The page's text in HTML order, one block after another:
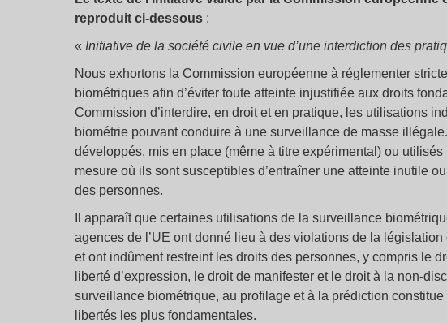
reproduit ci-dessous :
« Initiative de la société civile en vue d’une interdiction des
Nous exhortons la Commission européenne à réglementer
biométriques afin d’éviter toute atteinte injustifiée aux droits
Commission d’interdire, en droit et en pratique, les utilisations
biométrie pouvant conduire à une surveillance de masse
développés, mis en place (même à titre expérimental) ou
mesure où ils sont susceptibles d’entraîner une atteinte inutile
des personnes.
Il apparaît que certaines utilisations de la surveillance
agences de l’UE ont donné lieu à des violations de la
et ont indûment restreint les droits des personnes, y compris le
liberté d’expression, le droit de manifester et le droit à la non-
surveillance biométrique, au profilage et à la prédiction
libertés les plus fondamentales.